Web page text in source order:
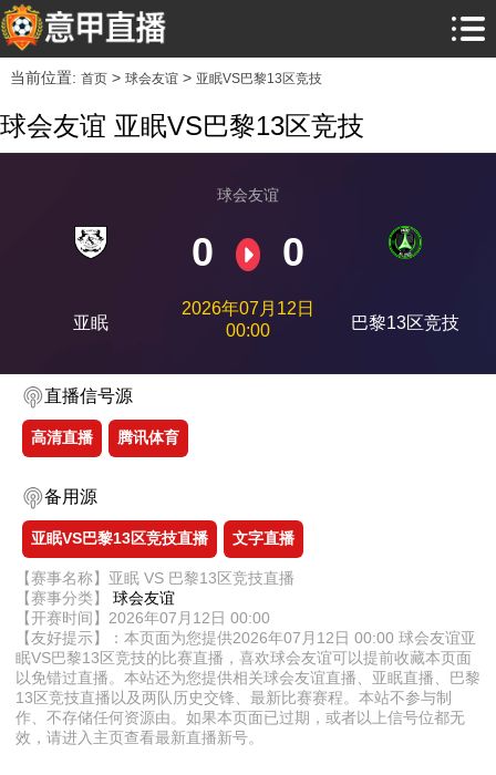
当前位置: 首页> 球会友谊> 亚眠VS巴黎13区竞技
球会友谊 亚眠VS巴黎13区竞技
亚眠
球会友谊
0 0
2026年07月12日
00:00
巴黎13区竞技
直播信号源
高清直播 腾讯体育
备用源
亚眠VS巴黎13区竞技直播 文字直播
【赛事名称】亚眠 VS 巴黎13区竞技直播
【赛事分类】 球会友谊
【开赛时间】2026年07月12日 00:00
【友好提示】：本页面为您提供2026年07月12日 00:00 球会友谊亚
眠VS巴黎13区竞技的比赛直播，喜欢球会友谊可以提前收藏本页面
以免错过直播。本站还为您提供相关球会友谊直播、亚眠直播、巴黎
13区竞技直播以及两队历史交锋、最新比赛赛程。本站不参与制
作、不存储任何资源由。如果本页面已过期，或者以上信号位都无
效，请进入主页查看最新直播新号。